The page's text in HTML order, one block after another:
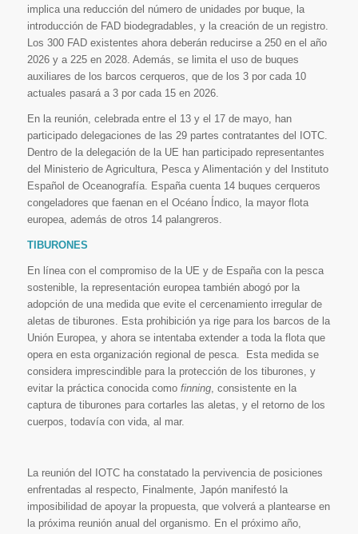
implica una reducción del número de unidades por buque, la
introducción de FAD biodegradables, y la creación de un registro.
Los 300 FAD existentes ahora deberán reducirse a 250 en el año
2026 y a 225 en 2028. Además, se limita el uso de buques
auxiliares de los barcos cerqueros, que de los 3 por cada 10
actuales pasará a 3 por cada 15 en 2026.
En la reunión, celebrada entre el 13 y el 17 de mayo, han
participado delegaciones de las 29 partes contratantes del IOTC.
Dentro de la delegación de la UE han participado representantes
del Ministerio de Agricultura, Pesca y Alimentación y del Instituto
Español de Oceanografía. España cuenta 14 buques cerqueros
congeladores que faenan en el Océano Índico, la mayor flota
europea, además de otros 14 palangreros.
TIBURONES
En línea con el compromiso de la UE y de España con la pesca
sostenible, la representación europea también abogó por la
adopción de una medida que evite el cercenamiento irregular de
aletas de tiburones. Esta prohibición ya rige para los barcos de la
Unión Europea, y ahora se intentaba extender a toda la flota que
opera en esta organización regional de pesca. Esta medida se
considera imprescindible para la protección de los tiburones, y
evitar la práctica conocida como finning, consistente en la
captura de tiburones para cortarles las aletas, y el retorno de los
cuerpos, todavía con vida, al mar.
La reunión del IOTC ha constatado la pervivencia de posiciones
enfrentadas al respecto, Finalmente, Japón manifestó la
imposibilidad de apoyar la propuesta, que volverá a plantearse en
la próxima reunión anual del organismo. En el próximo año,